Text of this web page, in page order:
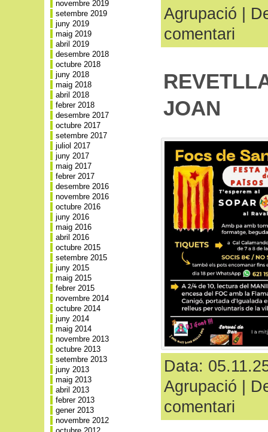
novembre 2019
setembre 2019
juny 2019
maig 2019
abril 2019
desembre 2018
octubre 2018
juny 2018
maig 2018
abril 2018
febrer 2018
desembre 2017
octubre 2017
setembre 2017
juliol 2017
juny 2017
maig 2017
febrer 2017
desembre 2016
novembre 2016
octubre 2016
juny 2016
maig 2016
abril 2016
octubre 2015
setembre 2015
juny 2015
maig 2015
febrer 2015
novembre 2014
octubre 2014
juny 2014
maig 2014
novembre 2013
octubre 2013
setembre 2013
juny 2013
maig 2013
abril 2013
febrer 2013
gener 2013
novembre 2012
Agrupació
comentari
JOAN
Data:
Agrupació
comentari